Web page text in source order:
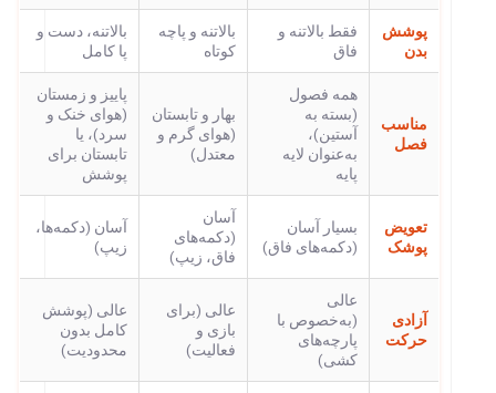
پوشش
بدن
فقط بالاتنه و
فاق
بالاتنه و پاچه
کوتاه
بالاتنه، دست و
پا کامل
مناسب
فصل
همه فصول
(بسته به
آستین)،
به‌عنوان لایه
پایه
بهار و تابستان
(هوای گرم و
معتدل)
پاییز و زمستان
(هوای خنک و
سرد)، یا
تابستان برای
پوشش
تعویض
پوشک
بسیار آسان
(دکمه‌های فاق)
آسان
(دکمه‌های
فاق، زیپ)
آسان (دکمه‌ها،
زیپ)
آزادی
حرکت
عالی
(به‌خصوص با
پارچه‌های
کشی)
عالی (برای
بازی و
فعالیت)
عالی (پوشش
کامل بدون
محدودیت)